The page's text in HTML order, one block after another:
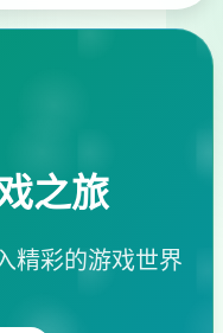
之旅
精彩的游戏世界